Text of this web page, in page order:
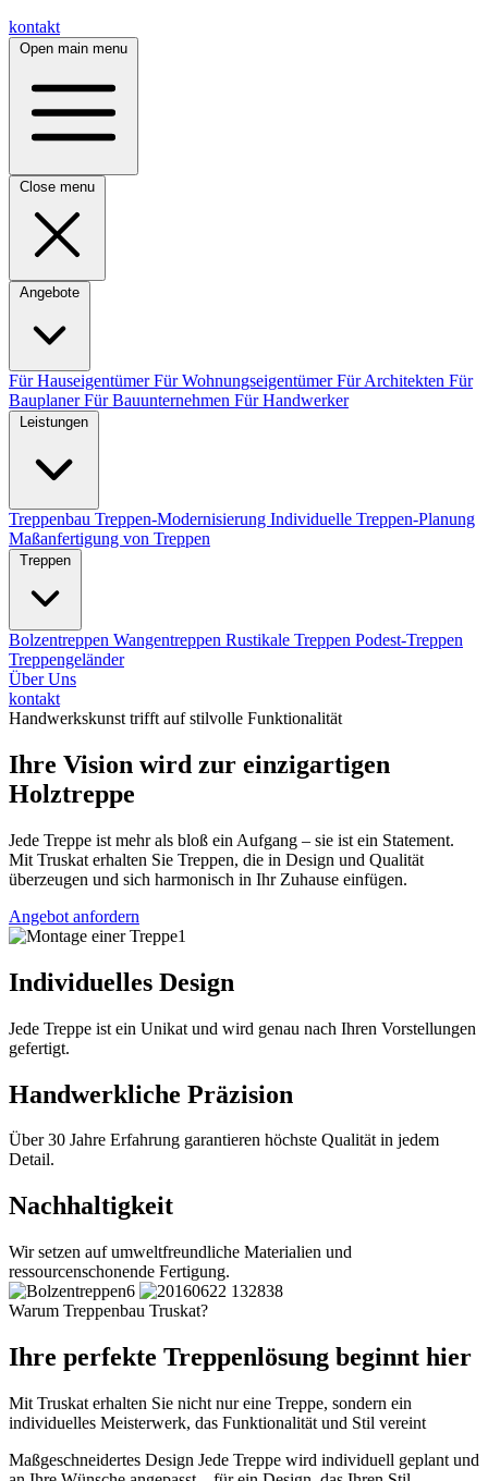
kontakt
Open main menu
Close menu
Angebote
Für HauseigentümerFür WohnungseigentümerFür Architekten Für
BauplanerFür Bauunternehmen Für Handwerker
Leistungen
Treppenbau Treppen-Modernisierung Individuelle Treppen-Planung
Maßanfertigung von Treppen
Treppen
Bolzentreppen Wangentreppen Rustikale Treppen Podest-Treppen
Treppengeländer
Über Uns
kontakt
Handwerkskunst trifft auf stilvolle Funktionalität
Ihre Vision wird zur einzigartigen
Holztreppe
Jede Treppe ist mehr als bloß ein Aufgang – sie ist ein Statement.
Mit Truskat erhalten Sie Treppen, die in Design und Qualität
überzeugen und sich harmonisch in Ihr Zuhause einfügen.
Angebot anfordern
Individuelles Design
Jede Treppe ist ein Unikat und wird genau nach Ihren Vorstellungen
gefertigt.
Handwerkliche Präzision
Über 30 Jahre Erfahrung garantieren höchste Qualität in jedem
Detail.
Nachhaltigkeit
Wir setzen auf umweltfreundliche Materialien und
ressourcenschonende Fertigung.
Warum Treppenbau Truskat?
Ihre perfekte Treppenlösung beginnt hier
Mit Truskat erhalten Sie nicht nur eine Treppe, sondern ein
individuelles Meisterwerk, das Funktionalität und Stil vereint
Maßgeschneidertes Design Jede Treppe wird individuell geplant und